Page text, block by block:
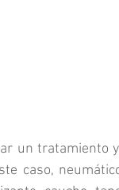
un tratamiento
caso,